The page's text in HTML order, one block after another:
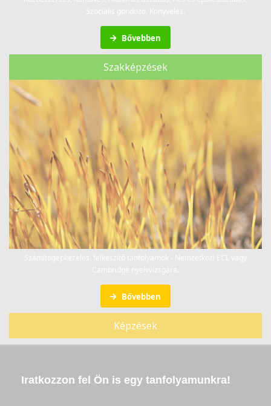
Bővebben
Szakképzések
Bővebben
Képzések
Iratkozzon fel Ön is egy tanfolyamunkra!